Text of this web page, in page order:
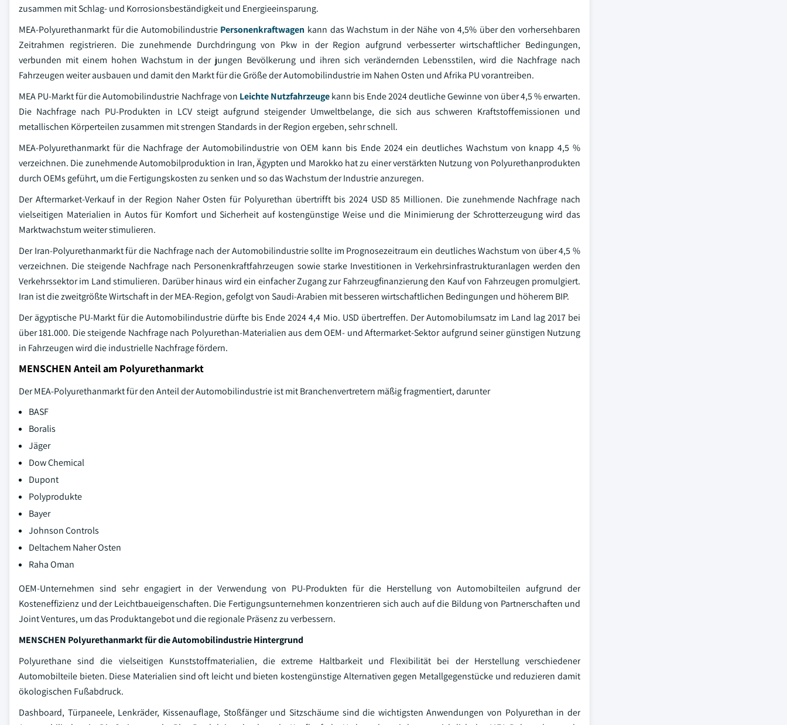
zusammen mit Schlag- und Korrosionsbeständigkeit und Energieeinsparung.
MEA-Polyurethanmarkt für die Automobilindustrie Personenkraftwagen kann das Wachstum in der Nähe von 4,5% über den vorhersehbaren
Zeitrahmen registrieren. Die zunehmende Durchdringung von Pkw in der Region aufgrund verbesserter wirtschaftlicher Bedingungen,
verbunden mit einem hohen Wachstum in der jungen Bevölkerung und ihren sich verändernden Lebensstilen, wird die Nachfrage nach
Fahrzeugen weiter ausbauen und damit den Markt für die Größe der Automobilindustrie im Nahen Osten und Afrika PU vorantreiben.
MEA PU-Markt für die Automobilindustrie Nachfrage von Leichte Nutzfahrzeugekann bis Ende 2024 deutliche Gewinne von über 4,5 % erwarten.
Die Nachfrage nach PU-Produkten in LCV steigt aufgrund steigender Umweltbelange, die sich aus schweren Kraftstoffemissionen und
metallischen Körperteilen zusammen mit strengen Standards in der Region ergeben, sehr schnell.
MEA-Polyurethanmarkt für die Nachfrage der Automobilindustrie von OEM kann bis Ende 2024 ein deutliches Wachstum von knapp 4,5 %
verzeichnen. Die zunehmende Automobilproduktion in Iran, Ägypten und Marokko hat zu einer verstärkten Nutzung von Polyurethanprodukten
durch OEMs geführt, um die Fertigungskosten zu senken und so das Wachstum der Industrie anzuregen.
Der Aftermarket-Verkauf in der Region Naher Osten für Polyurethan übertrifft bis 2024 USD 85 Millionen. Die zunehmende Nachfrage nach
vielseitigen Materialien in Autos für Komfort und Sicherheit auf kostengünstige Weise und die Minimierung der Schrotterzeugung wird das
Marktwachstum weiter stimulieren.
Der Iran-Polyurethanmarkt für die Nachfrage nach der Automobilindustrie sollte im Prognosezeitraum ein deutliches Wachstum von über 4,5 %
verzeichnen. Die steigende Nachfrage nach Personenkraftfahrzeugen sowie starke Investitionen in Verkehrsinfrastrukturanlagen werden den
Verkehrssektor im Land stimulieren. Darüber hinaus wird ein einfacher Zugang zur Fahrzeugfinanzierung den Kauf von Fahrzeugen promulgiert.
Iran ist die zweitgrößte Wirtschaft in der MEA-Region, gefolgt von Saudi-Arabien mit besseren wirtschaftlichen Bedingungen und höherem BIP.
Der ägyptische PU-Markt für die Automobilindustrie dürfte bis Ende 2024 4,4 Mio. USD übertreffen. Der Automobilumsatz im Land lag 2017 bei
über 181.000. Die steigende Nachfrage nach Polyurethan-Materialien aus dem OEM- und Aftermarket-Sektor aufgrund seiner günstigen Nutzung
in Fahrzeugen wird die industrielle Nachfrage fördern.
MENSCHEN Anteil am Polyurethanmarkt
Der MEA-Polyurethanmarkt für den Anteil der Automobilindustrie ist mit Branchenvertretern mäßig fragmentiert, darunter
BASF
Boralis
Jäger
Dow Chemical
Dupont
Polyprodukte
Bayer
Johnson Controls
Deltachem Naher Osten
Raha Oman
OEM-Unternehmen sind sehr engagiert in der Verwendung von PU-Produkten für die Herstellung von Automobilteilen aufgrund der
Kosteneffizienz und der Leichtbaueigenschaften. Die Fertigungsunternehmen konzentrieren sich auch auf die Bildung von Partnerschaften und
Joint Ventures, um das Produktangebot und die regionale Präsenz zu verbessern.
MENSCHEN Polyurethanmarkt für die Automobilindustrie Hintergrund
Polyurethane sind die vielseitigen Kunststoffmaterialien, die extreme Haltbarkeit und Flexibilität bei der Herstellung verschiedener
Automobilteile bieten. Diese Materialien sind oft leicht und bieten kostengünstige Alternativen gegen Metallgegenstücke und reduzieren damit
ökologischen Fußabdruck.
Dashboard, Türpaneele, Lenkräder, Kissenauflage, Stoßfänger und Sitzschäume sind die wichtigsten Anwendungen von Polyurethan in der